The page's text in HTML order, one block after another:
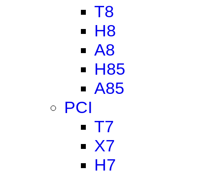
T8
H8
A8
H85
A85
PCI
T7
X7
H7